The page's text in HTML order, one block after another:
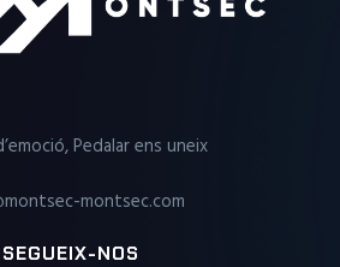
Pedalar ens uneix
montsec.com
SEGUEIX-NOS